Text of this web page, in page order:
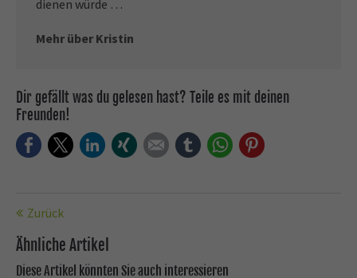
dienen würde …
Mehr über Kristin
Dir gefällt was du gelesen hast? Teile es mit deinen
Freunden!
FacebookTwitterLinkedInXing E-mail tumblrWhatsApp
Zurück
Ähnliche Artikel
Diese Artikel könnten Sie auch interessieren